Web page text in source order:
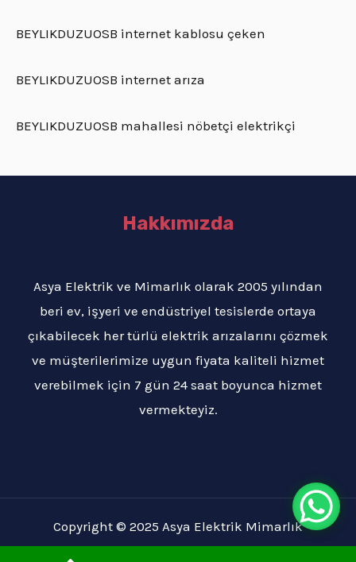
BEYLIKDUZUOSB internet kablosu çeken
BEYLIKDUZUOSB internet arıza
BEYLIKDUZUOSB mahallesi nöbetçi elektrikçi
Hakkımızda
Asya Elektrik ve Mimarlık olarak 2005 yılından
beri ev, işyeri ve endüstriyel tesislerde ortaya
çıkabilecek her türlü elektrik arızalarını çözmek
ve müşterilerimize uygun fiyata kaliteli hizmet
verebilmek için 7 gün 24 saat boyunca hizmet
vermekteyiz.
Copyright © 2025 Asya Elektrik Mimarlık